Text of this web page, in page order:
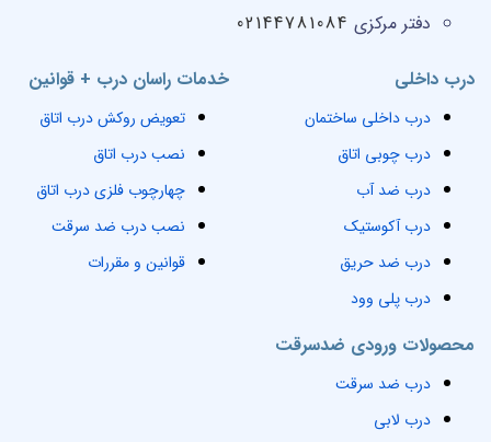
خدمات راسان درب + قوانین
تعویض روکش درب اتاق
نصب درب اتاق
چهارچوب فلزی درب اتاق
نصب درب ضد سرقت
قوانین و مقررات
محصولات ورودی ضدسرقت
درب ضد سرقت
درب لابی
درب داخلی
درب داخلی ساختمان
درب چوبی اتاق
درب ضد آب
درب آکوستیک
درب ضد حریق
درب پلی وود
دفتر مرکزی 02144781084